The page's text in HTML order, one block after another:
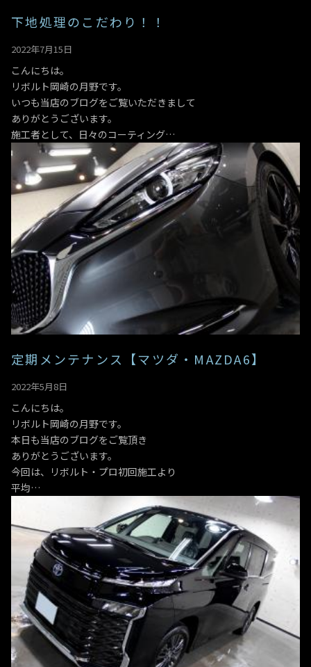
下地処理のこだわり！！
2022年7月15日
こんにちは。
リボルト岡崎の月野です。
いつも当店のブログをご覧いただきまして
ありがとうございます。
施工者として、日々のコーティング…
定期メンテナンス【マツダ・MAZDA6】
2022年5月8日
こんにちは。
リボルト岡崎の月野です。
本日も当店のブログをご覧頂き
ありがとうございます。
今回は、リボルト・プロ初回施工より
平均…